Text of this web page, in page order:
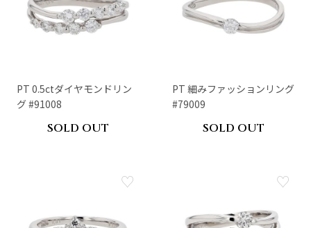
PT 0.5ctダイヤモンドリン
グ #91008
SOLD OUT
PT 細みファッションリング
#79009
SOLD OUT